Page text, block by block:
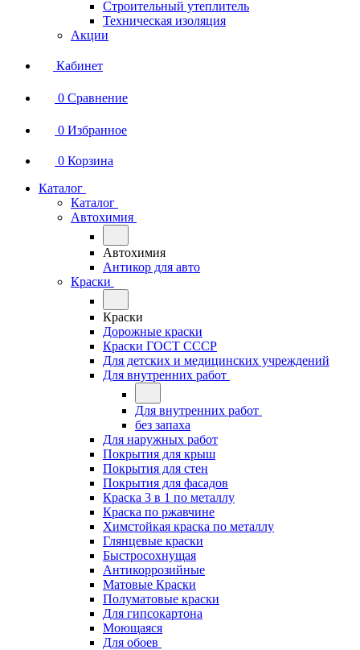
Строительный утеплитель
Техническая изоляция
Акции
Кабинет
0 Сравнение
0 Избранное
0 Корзина
Каталог
Каталог
Автохимия
Автохимия
Антикор для авто
Краски
Краски
Дорожные краски
Краски ГОСТ СССР
Для детских и медицинских учреждений
Для внутренних работ
Для внутренних работ
без запаха
Для наружных работ
Покрытия для крыш
Покрытия для стен
Покрытия для фасадов
Краска 3 в 1 по металлу
Краска по ржавчине
Химстойкая краска по металлу
Глянцевые краски
Быстросохнущая
Антикоррозийные
Матовые Краски
Полуматовые краски
Для гипсокартона
Моющаяся
Для обоев